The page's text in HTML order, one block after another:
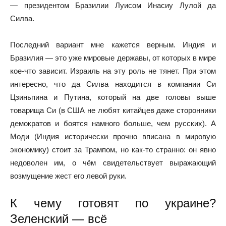
— президентом Бразилии Луисом Инасиу Лулой да
Силва.
Последний вариант мне кажется верным. Индия и
Бразилия — это уже мировые державы, от которых в мире
кое-что зависит. Израиль на эту роль не тянет. При этом
интересно, что да Силва находится в компании Си
Цзиньпина и Путина, который на две головы выше
товарища Си (в США не любят китайцев даже сторонники
демократов и боятся намного больше, чем русских). А
Моди (Индия исторически прочно вписана в мировую
экономику) стоит за Трампом, но как-то странно: он явно
недоволен им, о чём свидетельствует выражающий
возмущение жест его левой руки.
К чему готовят по украине?
Зеленский — всё